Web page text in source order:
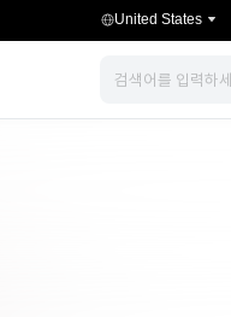
United States